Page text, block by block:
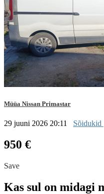
Müüa Nissan Primastar
29 juuni 2026 20:11 Sõidukid
950 €
Save
Kas sul on midagi